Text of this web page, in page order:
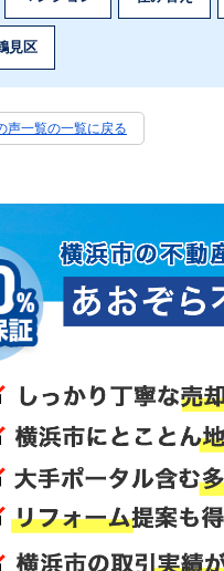
見区
声一覧の一覧に戻る